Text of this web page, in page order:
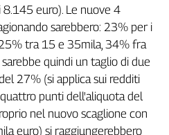
euro). Le nuove 4
sarebbero: 23% per i
tra 15 e 35mila, 34% fra
quindi un taglio di due
27% (si applica sui redditi
punti dell'aliquota del
nel nuovo scaglione con
euro) si raggiungerebbero